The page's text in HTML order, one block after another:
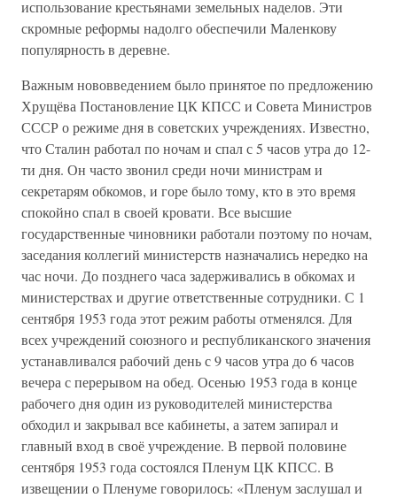
использование крестьянами земельных наделов. Эти
скромные реформы надолго обеспечили Маленкову
популярность в деревне.
Важным нововведением было принятое по предложению
Хрущёва Постановление ЦК КПСС и Совета Министров
СССР о режиме дня в советских учреждениях. Известно,
что Сталин работал по ночам и спал с 5 часов утра до 12-
ти дня. Он часто звонил среди ночи министрам и
секретарям обкомов, и горе было тому, кто в это время
спокойно спал в своей кровати. Все высшие
государственные чиновники работали поэтому по ночам,
заседания коллегий министерств назначались нередко на
час ночи. До позднего часа задерживались в обкомах и
министерствах и другие ответственные сотрудники. С 1
сентября 1953 года этот режим работы отменялся. Для
всех учреждений союзного и республиканского значения
устанавливался рабочий день с 9 часов утра до 6 часов
вечера с перерывом на обед. Осенью 1953 года в конце
рабочего дня один из руководителей министерства
обходил и закрывал все кабинеты, а затем запирал и
главный вход в своё учреждение. В первой половине
сентября 1953 года состоялся Пленум ЦК КПСС. В
извещении о Пленуме говорилось: «Пленум заслушал и